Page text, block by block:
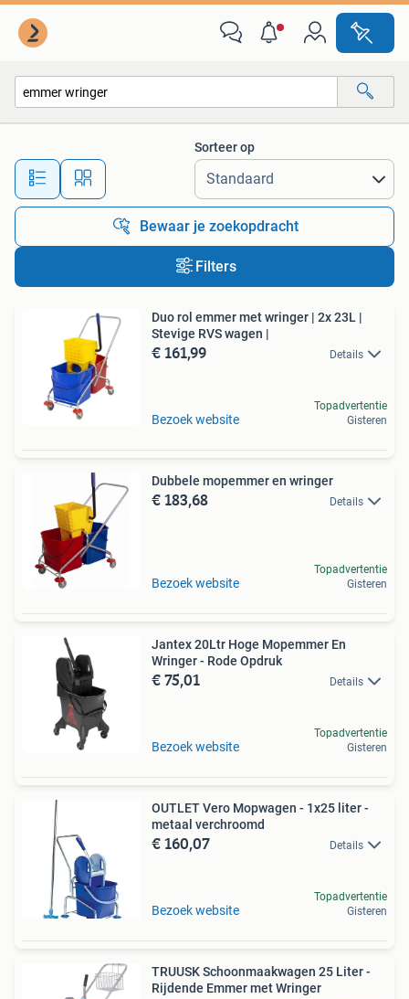
Alle afstanden…
Sorteer op
Bewaar je zoekopdracht
Filters
Duo rol emmer met wringer | 2x 23L |
Stevige RVS wagen |
€ 161,99 Details
Bezoek website
Topadvertentie
Gisteren
Dubbele mopemmer en wringer
€ 183,68 Details
Bezoek website
Topadvertentie
Gisteren
Jantex 20Ltr Hoge Mopemmer En
Wringer - Rode Opdruk
€ 75,01 Details
Bezoek website
Topadvertentie
Gisteren
OUTLET Vero Mopwagen - 1x25 liter -
metaal verchroomd
€ 160,07 Details
Bezoek website
Topadvertentie
Gisteren
TRUUSK Schoonmaakwagen 25 Liter -
Rijdende Emmer met Wringer